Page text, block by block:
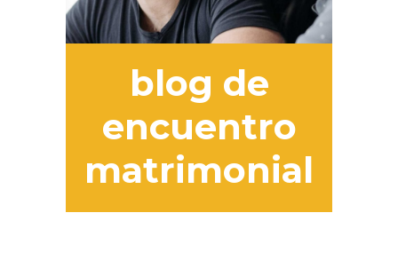
blog de
encuentro
matrimonial